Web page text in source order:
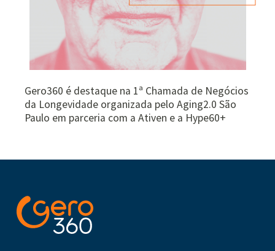
Gero360 é destaque na 1ª Chamada de Negócios
da Longevidade organizada pelo Aging2.0 São
Paulo em parceria com a Ativen e a Hype60+